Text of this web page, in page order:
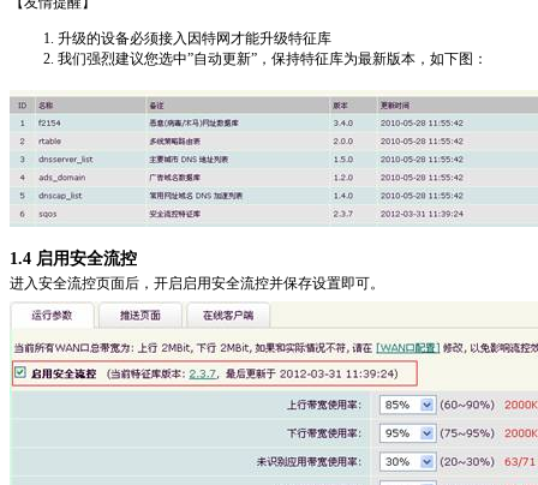
升级的设备必须接入因特网才能升级特征库
我们强烈建议您选中”自动更新”，保持特征库为最新版本，如下图：
1.4 启用安全流控
进入安全流控页面后，开启启用安全流控并保存设置即可。